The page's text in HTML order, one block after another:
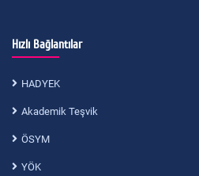
Hızlı Bağlantılar
HADYEK
Akademik Teşvik
ÖSYM
YÖK